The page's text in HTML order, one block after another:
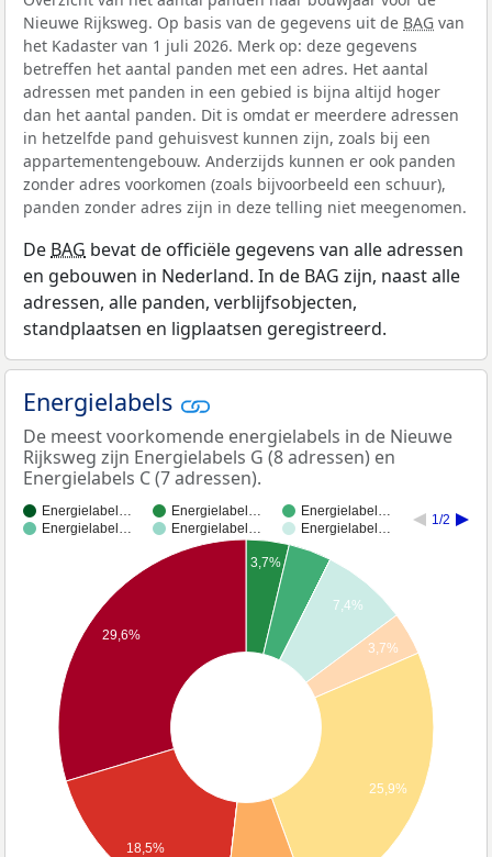
Nieuwe Rijksweg. Op basis van de gegevens uit de BAG van
het Kadaster van 1 juli 2026. Merk op: deze gegevens
betreffen het aantal panden met een adres. Het aantal
adressen met panden in een gebied is bijna altijd hoger
dan het aantal panden. Dit is omdat er meerdere adressen
in hetzelfde pand gehuisvest kunnen zijn, zoals bij een
appartementengebouw. Anderzijds kunnen er ook panden
zonder adres voorkomen (zoals bijvoorbeeld een schuur),
panden zonder adres zijn in deze telling niet meegenomen.
De BAG bevat de officiële gegevens van alle adressen
en gebouwen in Nederland. In de BAG zijn, naast alle
adressen, alle panden, verblijfsobjecten,
standplaatsen en ligplaatsen geregistreerd.
Energielabels
De meest voorkomende energielabels in de Nieuwe
Rijksweg zijn Energielabels G (8 adressen) en
Energielabels C (7 adressen).
Energielabel… Energielabel…
Energielabel…
Energielabel…
Energielabel… Energielabel…
1/2
3,7%
7,4%
3,7%
25,9%
29,6%
18,5%